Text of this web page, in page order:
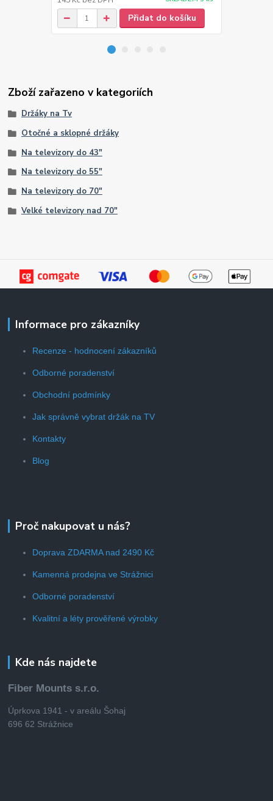
Přidat do košíku
Zboží zařazeno v kategoriích
Držáky na Tv
Otočné a sklopné držáky
Na televizory do 43"
Na televizory do 55"
Na televizory do 70"
Velké televizory nad 70"
Informace pro zákazníky
Recenze - hodnocení zákazníků
Odborné poradenství
Obchodní podmínky
Jak správně vybrat držák na TV
Kontakty
Blog
Proč nakupovat u nás?
Doprava ZDARMA nad 2490 Kč
Kamenná prodejna ve Strážnici
Odborné poradenství
Kvalitní a léty prověřené výrobky
Kde nás najdete
Fiber Mounts s.r.o.
Úprkova 1941 - v areálu Šohaj
696 62 Strážnice